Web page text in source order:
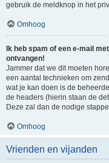
gebruik de meldknop in het
Omhoog
Ik heb spam of een e-mail
ontvangen!
Jammer dat we dit moeten
een aantal technieken om
wat je kan doen is de
de headers (hierin staan de
Deze zal dan de nodige
Omhoog
Vrienden en vijanden